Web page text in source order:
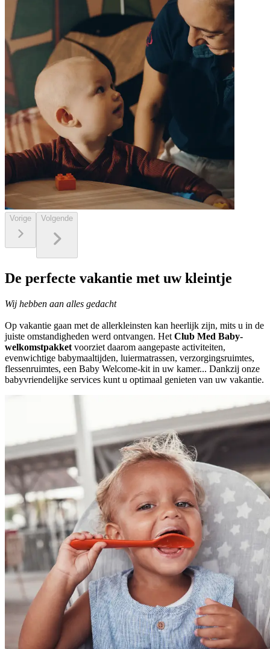
Vorige Volgende
De perfecte vakantie met uw kleintje
Wij hebben aan alles gedacht
Op vakantie gaan met de allerkleinsten kan heerlijk zijn, mits u in de
juiste omstandigheden werd ontvangen. Het Club Med Baby-
welkomstpakket voorziet daarom aangepaste activiteiten,
evenwichtige babymaaltijden, luiermatrassen, verzorgingsruimtes,
flessenruimtes, een Baby Welcome-kit in uw kamer... Dankzij onze
babyvriendelijke services kunt u optimaal genieten van uw vakantie.